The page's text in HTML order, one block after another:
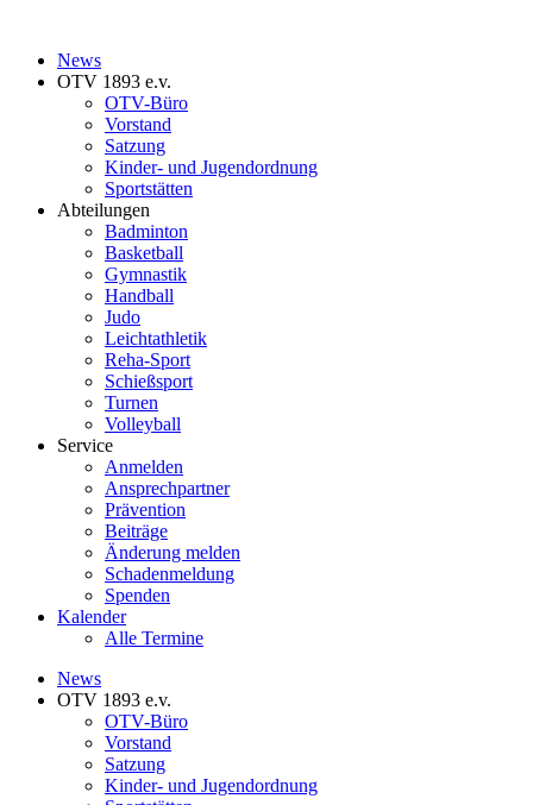
News
OTV 1893 e.v.
OTV-Büro
Vorstand
Satzung
Kinder- und Jugendordnung
Sportstätten
Abteilungen
Badminton
Basketball
Gymnastik
Handball
Judo
Leichtathletik
Reha-Sport
Schießsport
Turnen
Volleyball
Service
Anmelden
Ansprechpartner
Prävention
Beiträge
Änderung melden
Schadenmeldung
Spenden
Kalender
Alle Termine
News
OTV 1893 e.v.
OTV-Büro
Vorstand
Satzung
Kinder- und Jugendordnung